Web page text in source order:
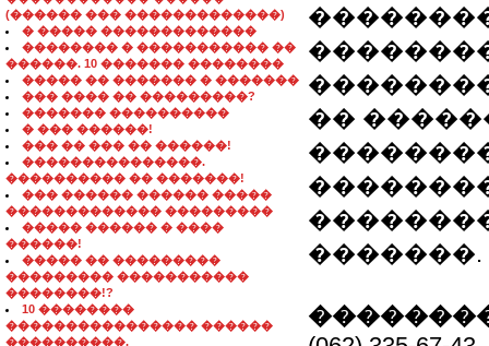
(������ ��� �������������)
� ����� �������������
�������� � ����������� ��
������. 10 ������� ��������
����� �� ������� � �������
��� ���� �� ���������?
������� ����������
� ��� ������!
��� �� ��� �� ������!
���������������.
���������� �� �������!
��� ������ ������ �����
������������� ���������
����� ������ � ����
������!
����� �� ���������
��������� �����������
��������!?
10 ��������
���������������� ������
����������.
��
�������.